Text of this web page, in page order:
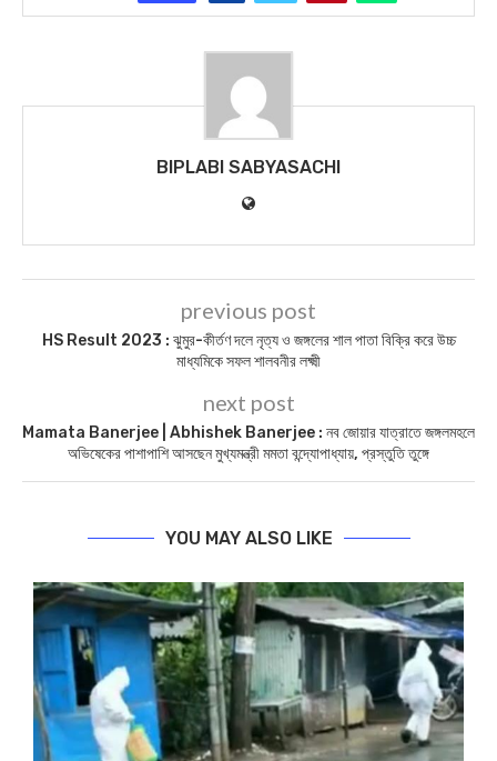
BIPLABI SABYASACHI
previous post
HS Result 2023 : ঝুমুর-কীর্তণ দলে নৃত্য ও জঙ্গলের শাল পাতা বিক্রি করে উচ্চ
মাধ্যমিকে সফল শালবনীর লক্ষ্মী
next post
Mamata Banerjee | Abhishek Banerjee : নব জোয়ার যাত্রাতে জঙ্গলমহলে
অভিষেকের পাশাপাশি আসছেন মুখ্যমন্ত্রী মমতা বন্দ্যোপাধ্যায়, প্রস্তুতি তুঙ্গে
YOU MAY ALSO LIKE